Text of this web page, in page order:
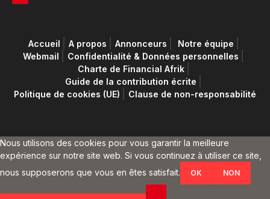
Accueil A propos Annonceurs
Notre équipe
Webmail
Confidentialité & Données personnelles
Charte de Financial Afrik
Guide de la contribution écrite
Politique de cookies (UE)
Clause de non-responsabilité
Nous utilisons des cookies pour vous garantir la meilleure
expérience sur notre site web. Si vous continuez à utiliser ce site,
nous supposerons que vous en êtes satisfait.
OK NON